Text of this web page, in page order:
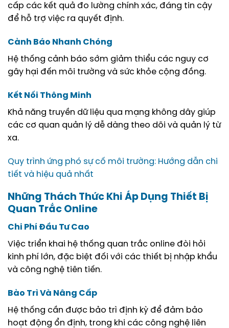
cấp các kết quả đo lường chính xác, đáng tin cậy
để hỗ trợ việc ra quyết định.
Cảnh Báo Nhanh Chóng
Hệ thống cảnh báo sớm giảm thiểu các nguy cơ
gây hại đến môi trường và sức khỏe cộng đồng.
Kết Nối Thông Minh
Khả năng truyền dữ liệu qua mạng không dây giúp
các cơ quan quản lý dễ dàng theo dõi và quản lý từ
xa.
Quy trình ứng phó sự cố môi trường: Hướng dẫn chi
tiết và hiệu quả nhất
Những Thách Thức Khi Áp Dụng Thiết Bị
Quan Trắc Online
Chi Phí Đầu Tư Cao
Việc triển khai hệ thống quan trắc online đòi hỏi
kinh phí lớn, đặc biệt đối với các thiết bị nhập khẩu
và công nghệ tiên tiến.
Bảo Trì Và Nâng Cấp
Hệ thống cần được bảo trì định kỳ để đảm bảo
hoạt động ổn định, trong khi các công nghệ liên